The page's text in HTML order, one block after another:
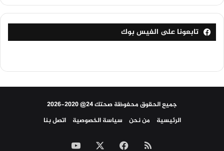
تابعونا على الفيس بوك
جميع الحقوق محفوظة صحتك 24@ 2020-2026
الرئيسية
من نحن سياسة الخصوصية اتصل بنا
ملخصفيسبوك ‫YouTube